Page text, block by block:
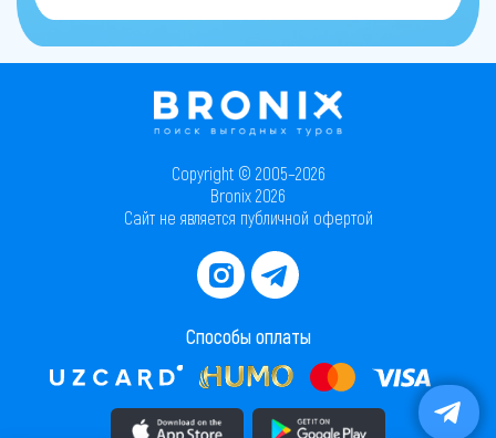
Copyright © 2005–2026
Bronix 2026
Сайт не является публичной офертой
Способы оплаты
Скачать приложение в AppStore Скачать приложение в PlayMarket